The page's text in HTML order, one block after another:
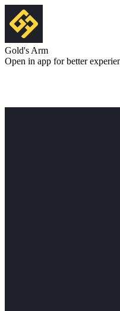
Gold's Arm
Open in app for better